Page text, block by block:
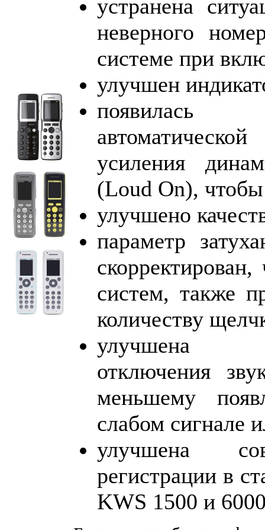
устранена
неверного
системе при
улучшен
усиления
(Loud On),
улучшено
параметр
систем, также
количеству
улучшена
отключения
меньшему
слабом сигнале
улучшена
регистрации в
KWS 1500 и